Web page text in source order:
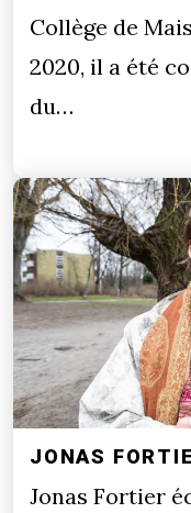
Collège de
2020, il a été
du…
JONAS
Jonas Fortier